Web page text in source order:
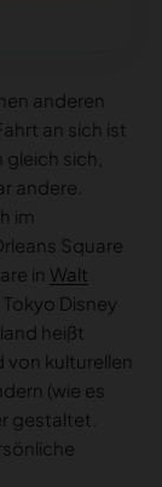
anderen
an sich ist
sich,
andere.
im
Square
in Walt
Disney
heißt
von kulturellen
(wie es
gestaltet.